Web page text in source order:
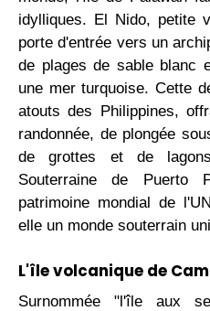
idylliques. El Nido, petite
porte d'entrée vers un
de plages de sable blanc
une mer turquoise. Cette
atouts des Philippines,
randonnée, de plongée
de grottes et de
Souterraine de Puerto
patrimoine mondial de
elle un monde souterrain
L'île volcanique de
Surnommée "l'île aux